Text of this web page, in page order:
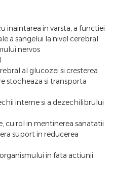
inaintarea in varsta, a functiei
a sangelui la nivel cerebral
nervos
al glucozei si cresterea
stocheaza si transporta
interne si a dezechilibrului
cu rol in mentinerea sanatatii
suport in reducerea
in fata actiunii